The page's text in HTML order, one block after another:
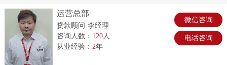
运营总部
贷款顾问-李经理
咨询人数： 120人
从业经验： 2年
微信咨询
电话咨询